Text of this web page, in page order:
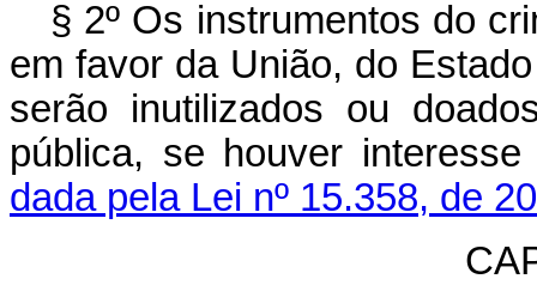
§ 2º Os instrumentos do
em favor da União, do
serão inutilizados ou
pública, se houver
dada pela Lei nº 15.358, de